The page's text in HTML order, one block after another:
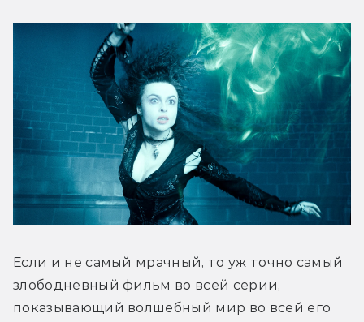
Если и не самый мрачный, то уж точно самый
злободневный фильм во всей серии,
показывающий волшебный мир во всей его